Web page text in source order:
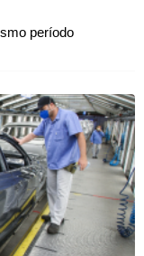
período